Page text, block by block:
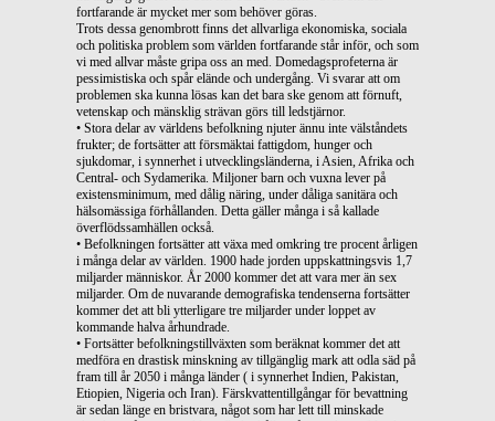
fortfarande är mycket mer som behöver göras.
Trots dessa genombrott finns det allvarliga ekonomiska, sociala
och politiska problem som världen fortfarande står inför, och som
vi med allvar måste gripa oss an med. Domedagsprofeterna är
pessimistiska och spår elände och undergång. Vi svarar att om
problemen ska kunna lösas kan det bara ske genom att förnuft,
vetenskap och mänsklig strävan görs till ledstjärnor.
• Stora delar av världens befolkning njuter ännu inte välståndets
frukter; de fortsätter att försmäktai fattigdom, hunger och
sjukdomar, i synnerhet i utvecklingsländerna, i Asien, Afrika och
Central- och Sydamerika. Miljoner barn och vuxna lever på
existensminimum, med dålig näring, under dåliga sanitära och
hälsomässiga förhållanden. Detta gäller många i så kallade
överflödssamhällen också.
• Befolkningen fortsätter att växa med omkring tre procent årligen
i många delar av världen. 1900 hade jorden uppskattningsvis 1,7
miljarder människor. År 2000 kommer det att vara mer än sex
miljarder. Om de nuvarande demografiska tendenserna fortsätter
kommer det att bli ytterligare tre miljarder under loppet av
kommande halva århundrade.
• Fortsätter befolkningstillväxten som beräknat kommer det att
medföra en drastisk minskning av tillgänglig mark att odla säd på
fram till år 2050 i många länder ( i synnerhet Indien, Pakistan,
Etiopien, Nigeria och Iran). Färskvattentillgångar för bevattning
är sedan länge en bristvara, något som har lett till minskade